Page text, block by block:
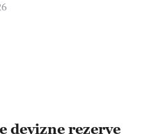
devizne rezerve